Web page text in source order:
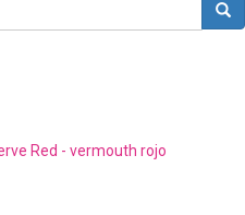
Red - vermouth rojo